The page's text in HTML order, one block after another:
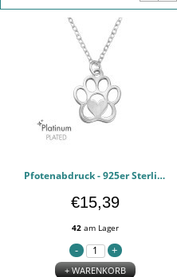
Pfotenabdruck - 925er Sterling Silber Halsketten PCJW47459
€15,39
42 am Lager
+ WARENKORB